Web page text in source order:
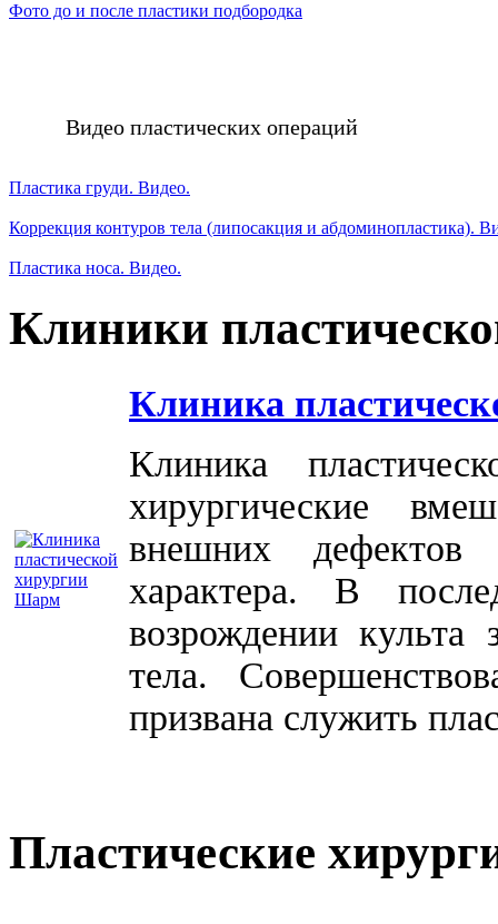
Фото до и после пластики подбородка
Видео пластических операций
Пластика груди. Видео.
Коррекция контуров тела (липосакция и абдоминопластика).
Пластика носа. Видео.
Клиники
Клиника
Клиника
хирургические
внешних дефектов
характера. В
возрождении культа
тела.
призвана служить
Пластические